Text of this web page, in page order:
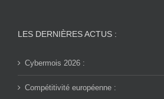
LES DERNIÈRES ACTUS :
Cybermois 2026 :
Compétitivité européenne :